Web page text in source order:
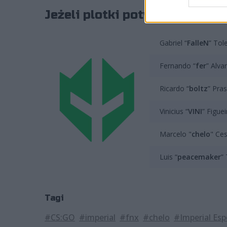
Jeżeli plotki potwierdzą się,
Gabriel “FalleN”
Fernando “fer”
Ricardo “boltz”
Vinicius “VINI”
Marcelo "chelo"
Luis “peacemaker”
Tagi
#CS:GO #imperial #fnx #chelo #Imperial